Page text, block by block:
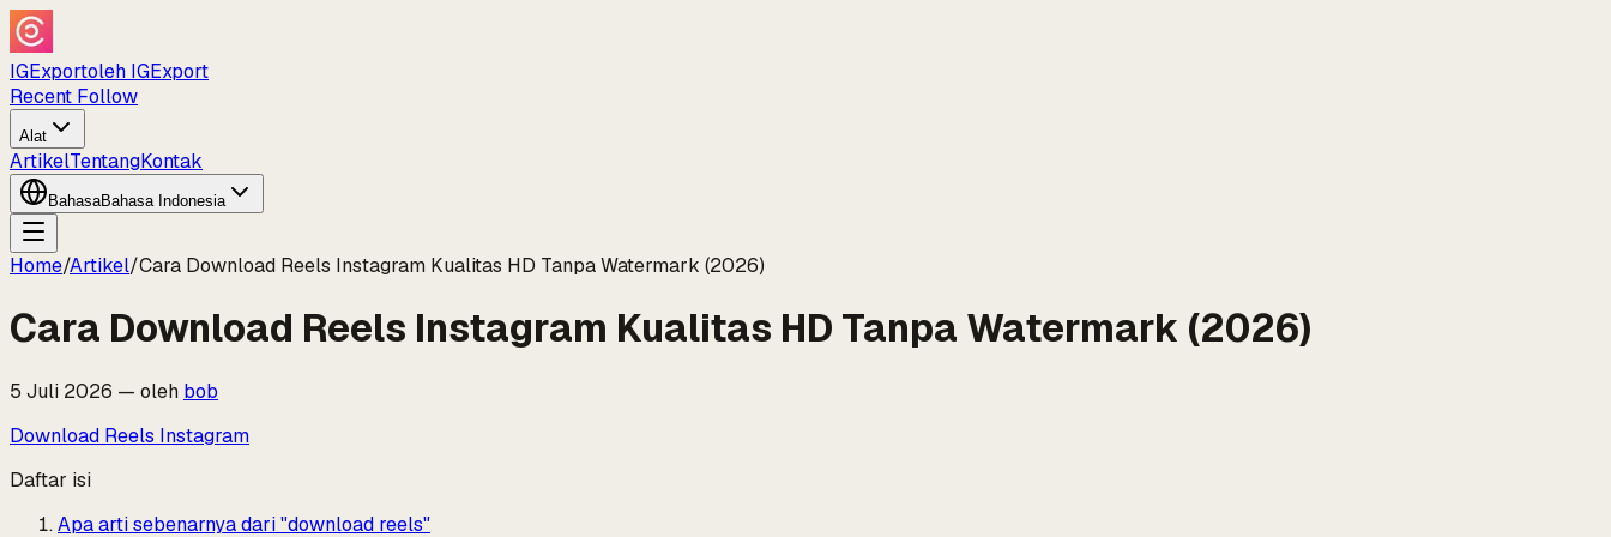
IGExportoleh IGExport
Recent Follow
Alat
ArtikelTentangKontak
BahasaBahasa Indonesia
Home/Artikel/Cara Download Reels Instagram Kualitas HD Tanpa Watermark (2026)
Cara Download Reels Instagram Kualitas HD Tanpa Watermark (2026)
5 Juli 2026 — oleh bob
Download Reels Instagram
Daftar isi
Apa arti sebenarnya dari "download reels"